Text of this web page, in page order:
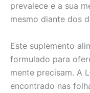
prevalece e a sua
mesmo diante dos
Este suplemento
formulado para
mente precisam. A
encontrado nas